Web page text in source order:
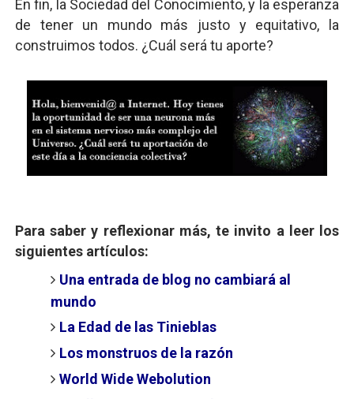
En fin, la Sociedad del Conocimiento, y la esperanza
de tener un mundo más justo y equitativo, la
construimos todos. ¿Cuál será tu aporte?
Para saber y reflexionar más, te invito a leer los
siguientes artículos:
Una entrada de blog no cambiará al
mundo
La Edad de las Tinieblas
Los monstruos de la razón
World Wide Webolution